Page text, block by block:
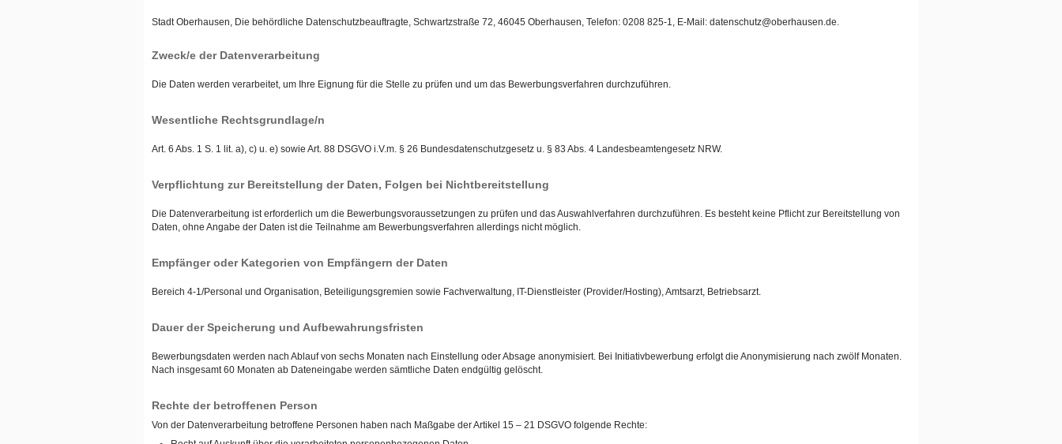
Stadt Oberhausen, Die behördliche Datenschutzbeauftragte, Schwartzstraße 72, 46045 Oberhausen, Telefon: 0208 825-1, E-Mail: datenschutz@oberhausen.de.
Zweck/e der Datenverarbeitung
Die Daten werden verarbeitet, um Ihre Eignung für die Stelle zu prüfen und um das Bewerbungsverfahren durchzuführen.
Wesentliche Rechtsgrundlage/n
Art. 6 Abs. 1 S. 1 lit. a), c) u. e) sowie Art. 88 DSGVO i.V.m. § 26 Bundesdatenschutzgesetz u. § 83 Abs. 4 Landesbeamtengesetz NRW.
Verpflichtung zur Bereitstellung der Daten, Folgen bei Nichtbereitstellung
Die Datenverarbeitung ist erforderlich um die Bewerbungsvoraussetzungen zu prüfen und das Auswahlverfahren durchzuführen. Es besteht keine Pflicht zur Bereitstellung von
Daten, ohne Angabe der Daten ist die Teilnahme am Bewerbungsverfahren allerdings nicht möglich.
Empfänger oder Kategorien von Empfängern der Daten
Bereich 4-1/Personal und Organisation, Beteiligungsgremien sowie Fachverwaltung, IT-Dienstleister (Provider/Hosting), Amtsarzt, Betriebsarzt.
Dauer der Speicherung und Aufbewahrungsfristen
Bewerbungsdaten werden nach Ablauf von sechs Monaten nach Einstellung oder Absage anonymisiert. Bei Initiativbewerbung erfolgt die Anonymisierung nach zwölf Monaten.
Nach insgesamt 60 Monaten ab Dateneingabe werden sämtliche Daten endgültig gelöscht.
Rechte der betroffenen Person
Von der Datenverarbeitung betroffene Personen haben nach Maßgabe der Artikel 15 – 21 DSGVO folgende Rechte: